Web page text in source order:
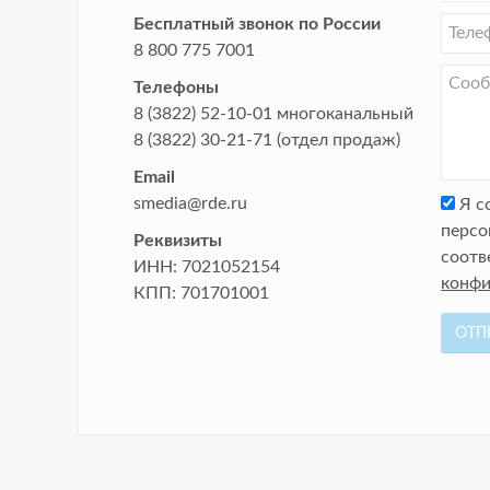
Бесплатный звонок по России
8 800 775 7001
Телефоны
8 (3822) 52-10-01 многоканальный
8 (3822) 30-21-71 (отдел продаж)
Email
smedia@rde.ru
Реквизиты
ИНН: 7021052154
КПП: 701701001
Я